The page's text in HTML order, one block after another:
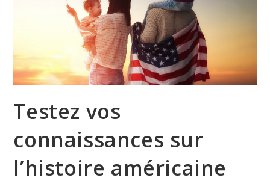
Testez vos
connaissances sur
l’histoire américaine